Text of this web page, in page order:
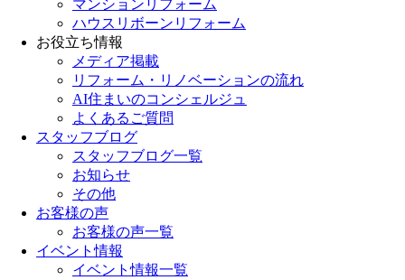
マンションリフォーム
ハウスリボーンリフォーム
お役立ち情報
メディア掲載
リフォーム・リノベーションの流れ
AI住まいのコンシェルジュ
よくあるご質問
スタッフブログ
スタッフブログ一覧
お知らせ
その他
お客様の声
お客様の声一覧
イベント情報
イベント情報一覧